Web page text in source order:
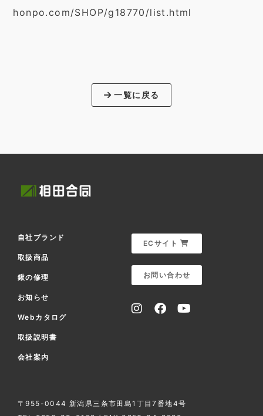
honpo.com/SHOP/g18770/list.html
一覧に戻る
〒955-0044 新潟県三条市田島1丁目7番地4号
自社ブランド
取扱商品
鍬の修理
お知らせ
Webカタログ
取扱説明書
会社案内
ECサイト
お問い合わせ